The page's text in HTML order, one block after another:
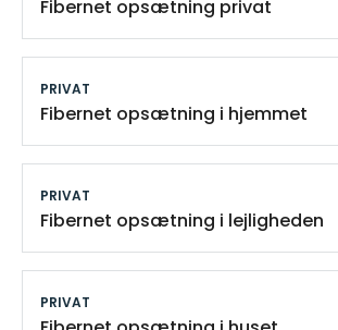
Fibernet opsætning privat
PRIVAT
Fibernet opsætning i hjemmet
PRIVAT
Fibernet opsætning i lejligheden
PRIVAT